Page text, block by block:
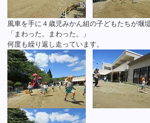
風車を手に４歳児みかん組の子どもたちが堰
「まわった。まわった。」
何度も繰り返し走っています。